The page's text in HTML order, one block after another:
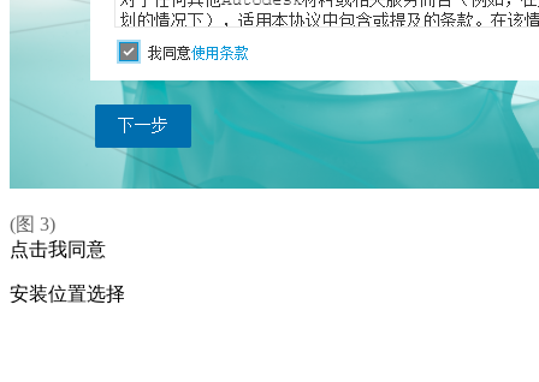
(图 3)
点击我同意
安装位置选择